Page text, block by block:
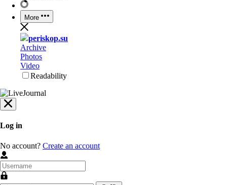
More
periskop.su
Archive
Photos
Video
Readability
Log in
No account? Create an account